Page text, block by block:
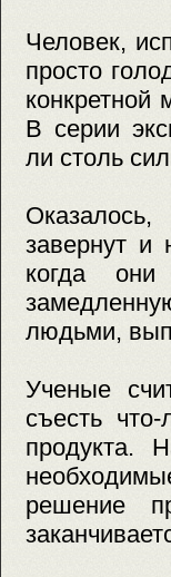
Человек,
просто
конкретной
В серии
ли столь
завернут и
когда они
людьми,
Ученые
съесть
продукта.
решение